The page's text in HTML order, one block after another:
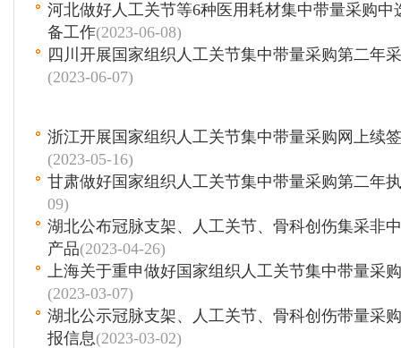
河北做好人工关节等6种医用耗材集中带量采购中
备工作(2023-06-08)
四川开展国家组织人工关节集中带量采购第二年
(2023-06-07)
浙江开展国家组织人工关节集中带量采购网上续
(2023-05-16)
甘肃做好国家组织人工关节集中带量采购第二年
09)
湖北公布冠脉支架、人工关节、骨科创伤集采非
产品(2023-04-26)
上海关于重申做好国家组织人工关节集中带量采
(2023-03-07)
湖北公示冠脉支架、人工关节、骨科创伤带量采
报信息(2023-03-02)